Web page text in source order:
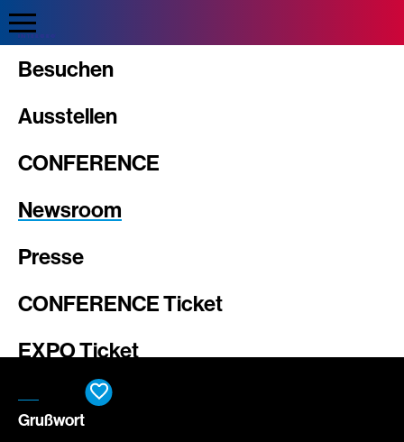
Besuchen
Ausstellen
CONFERENCE
Newsroom
Presse
CONFERENCE Ticket
EXPO Ticket
Grußwort